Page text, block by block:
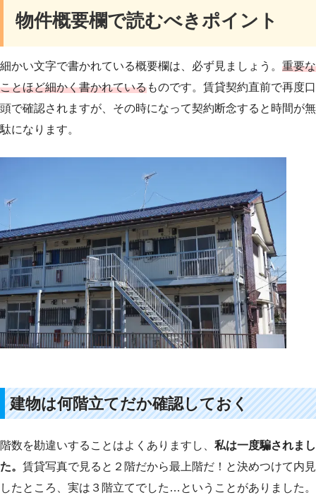
物件概要欄で読むべきポイント
細かい文字で書かれている概要欄は、必ず見ましょう。 重要な
ことほど細かく書かれているものです。賃貸契約直前で再度口
頭で確認されますが、その時になって契約断念すると時間が無
駄になります。
建物は何階立てだか確認しておく
階数を勘違いすることはよくありますし、 私は一度騙されまし
た。 賃貸写真で見ると２階だから最上階だ！と決めつけて内見
したところ、実は３階立てでした…ということがありました。